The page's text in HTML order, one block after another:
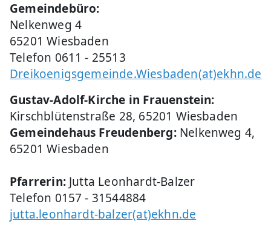
Gemeindebüro:
Nelkenweg 4
65201 Wiesbaden
Telefon 0611 - 25513
Dreikoenigsgemeinde.Wiesbaden(at)ekhn.de
Gustav-Adolf-Kirche in Frauenstein:
Kirschblütenstraße 28, 65201 Wiesbaden
Gemeindehaus Freudenberg: Nelkenweg 4,
65201 Wiesbaden
Pfarrerin:Jutta Leonhardt-Balzer
Telefon 0157 - 31544884
jutta.leonhardt-balzer(at)ekhn.de